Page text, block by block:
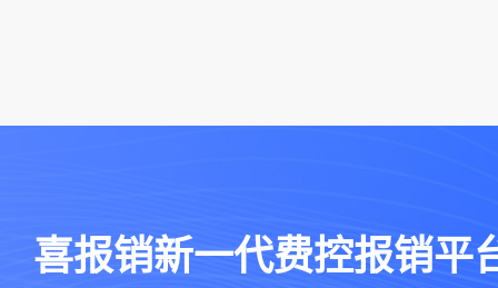
喜报销新一代费控报销平